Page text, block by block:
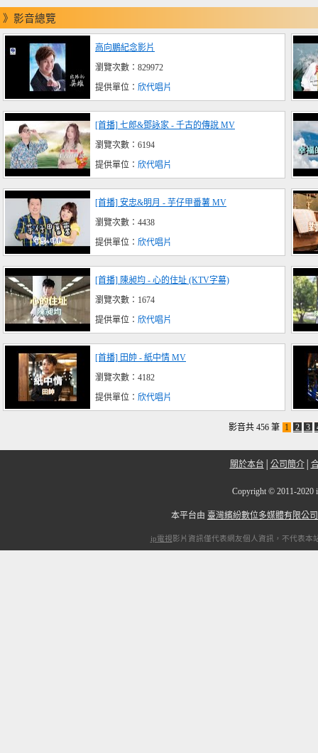
》影音總覽
高向鵬紀念影片
瀏覽次數：829972
提供單位： 欣代唱片
[首播] 七郎&鄧詠家 - 千古的傳說 MV
瀏覽次數：6194
提供單位： 欣代唱片
[首播] 安忠&明月 - 芋仔甲番薯 MV
瀏覽次數：4438
提供單位： 欣代唱片
[首播] 陳昶均 - 心的住址 (KTV字幕)
瀏覽次數：1674
提供單位： 欣代唱片
[首播] 田帥 - 紙中情 MV
瀏覽次數：4182
提供單位： 欣代唱片
影音共 456 筆 1 2 3
關於本台 公司簡介│
Copyright © 2011-
本平台由 臺灣繽紛數位多媒體有限公司
ip電視影片資訊僅代表網友個人資訊，不代表本